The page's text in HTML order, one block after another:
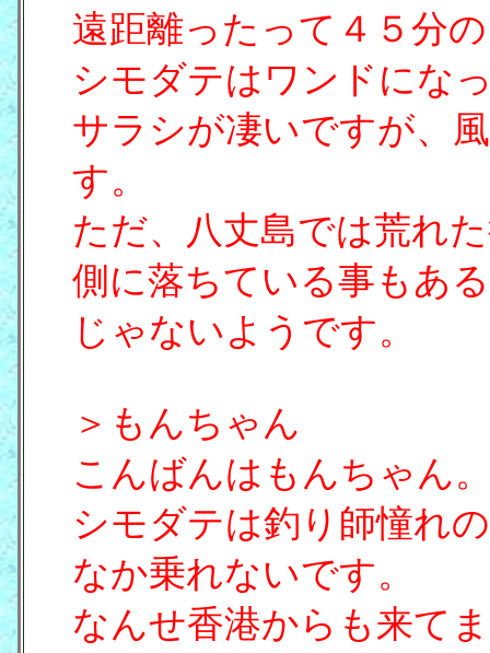
遠距離ったって４５分
シモダテはワンドにな
サラシが凄いですが、
す。
ただ、八丈島では荒れ
側に落ちている事もあ
じゃないようです。
＞もんちゃん
こんばんはもんちゃん
シモダテは釣り師憧れ
なか乗れないです。
なんせ香港からも来て